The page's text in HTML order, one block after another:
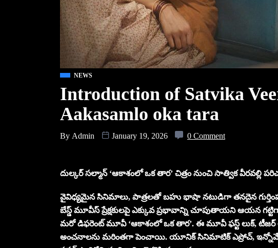
NEWS
Introduction of Satvika
Aakasamlo oka tara
By Admin January 19, 2026 0 Comment
దుల్కర్ సల్మాన్ ‘ఆకాశంలో ఒక తార’ చిత్రం నుంచి సాత్విక వీరవల్లి
వైవిధ్య‌మైన సినిమాలు, పాత్ర‌ల‌తో బ‌హు భాషా న‌టుడిగా త‌న‌దైన గుర్తింపు
బేస్డ్ మూవీస్ ప్రేక్ష‌కుల‌పై ఎక్కువ ప్ర‌భావాన్ని చూపుతాయ‌ని ఆయ‌న
మ‌రో డిఫ‌రెంట్ మూవీ ‘ఆకాశంలో ఒక తార‌’. ఈ మూవీ ఫ‌స్ట్ లుక్‌,
అంచ‌నాల‌ను మ‌రింత‌గా పెంచాయి. యూనిక్ సినిమాటిక్ ఎప్రోచ్‌,